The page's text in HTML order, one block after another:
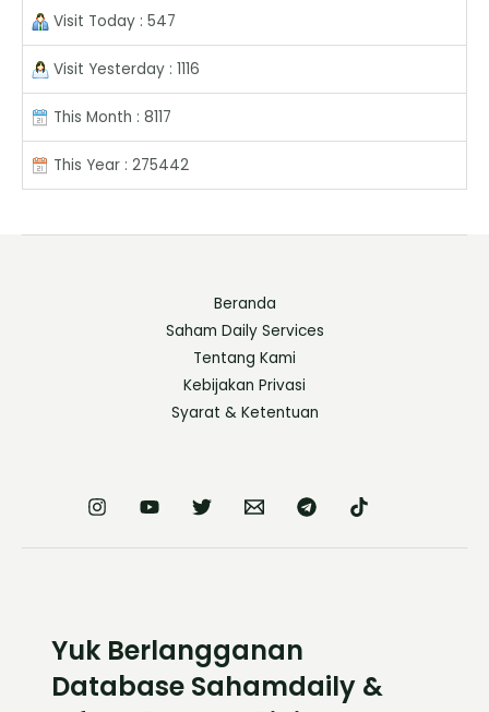
Visit Today : 547
Visit Yesterday : 1116
This Month : 8117
This Year : 275442
Beranda
Saham Daily Services
Tentang Kami
Kebijakan Privasi
Syarat & Ketentuan
Yuk Berlangganan
Database Sahamdaily &